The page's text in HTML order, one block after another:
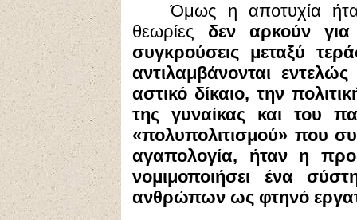
Όμως η αποτυχία
θεωρίες δεν αρκούν
συγκρούσεις μεταξύ
αντιλαμβάνονται
αστικό δίκαιο, την
της γυναίκας και του
«πολυπολιτισμού» που
αγαπολογία, ήταν η
νομιμοποιήσει ένα
ανθρώπων ως φτηνό